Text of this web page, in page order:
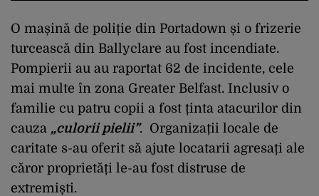
O mașină de poliție din Portadown și o frizerie
turcească din Ballyclare au fost incendiate.
Pompierii au au raportat 62 de incidente, cele
mai multe în zona Greater Belfast. Inclusiv o
familie cu patru copii a fost ținta atacurilor din
cauza „culorii pielii”. Organizații locale de
caritate s-au oferit să ajute locatarii agresați ale
căror proprietăți le-au fost distruse de
extremiști.